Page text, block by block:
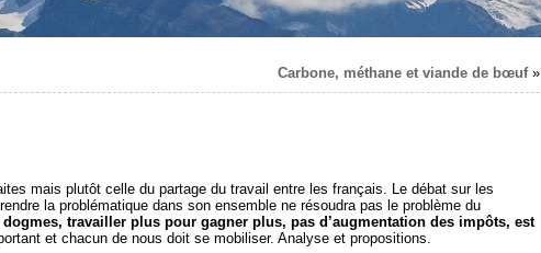
Carbone, méthane et viande de bœuf»
mais plutôt celle du partage du travail entre les français. Le débat sur les
la problématique dans son ensemble ne résoudra pas le problème du
travailler plus pour gagner plus, pas d’augmentation des impôts, est
et chacun de nous doit se mobiliser. Analyse et propositions.